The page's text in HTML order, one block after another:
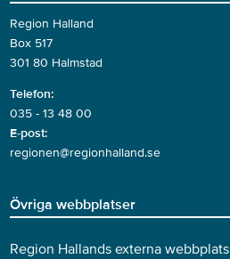
Region Halland
Box 517
301 80 Halmstad
Telefon:
035 - 13 48 00
E-post:
regionen@regionhalland.se
Övriga webbplatser
Region Hallands externa webbplats